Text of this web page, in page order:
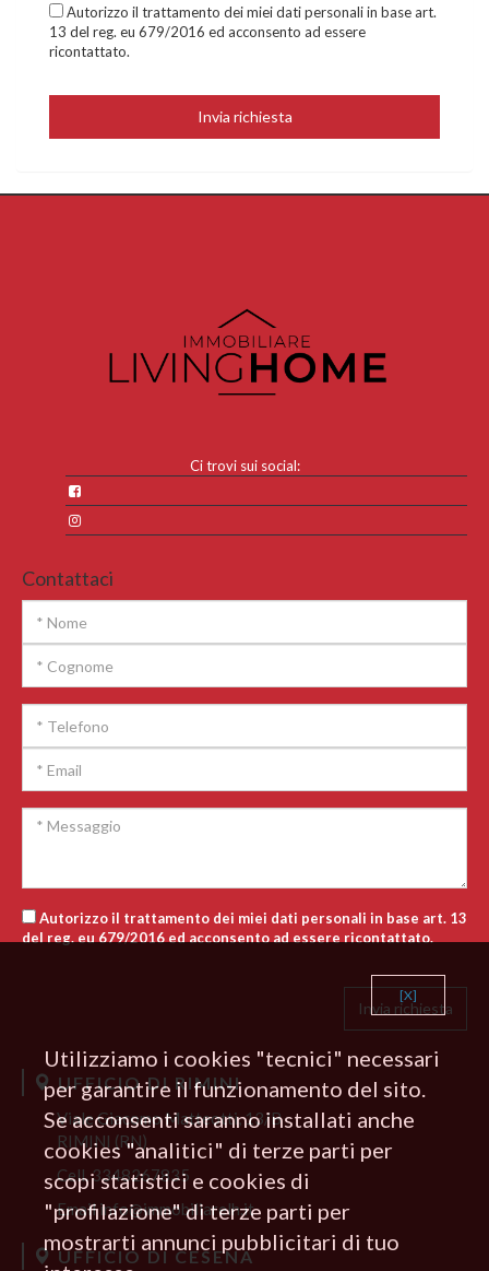
Autorizzo il trattamento dei miei dati personali in base art.
13 del reg. eu 679/2016 ed acconsento ad essere
ricontattato.
Invia richiesta
Ci trovi sui social:
Contattaci
Autorizzo il trattamento dei miei dati personali in base art. 13
del reg. eu 679/2016 ed acconsento ad essere ricontattato.
UFFICIO DI RIMINI
Viale Giacomo Matteotti, 13/B
RIMINI (RN)
Cell.3348267835
Emailinfo@immobiliarelh.it
UFFICIO DI CESENA
[X]
Utilizziamo i cookies "tecnici" necessari
per garantire il funzionamento del sito.
Se acconsenti saranno installati anche
cookies "analitici" di terze parti per
scopi statistici e cookies di
"profilazione" di terze parti per
mostrarti annunci pubblicitari di tuo